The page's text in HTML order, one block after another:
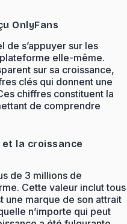
OnlyFans
de s’appuyer sur les
elle-même.
sur sa croissance,
clés qui donnent une
chiffres constituent la
de comprendre
la croissance
de 3 millions de
Cette valeur inclut tous
une marque de son attrait
n’importe qui peut